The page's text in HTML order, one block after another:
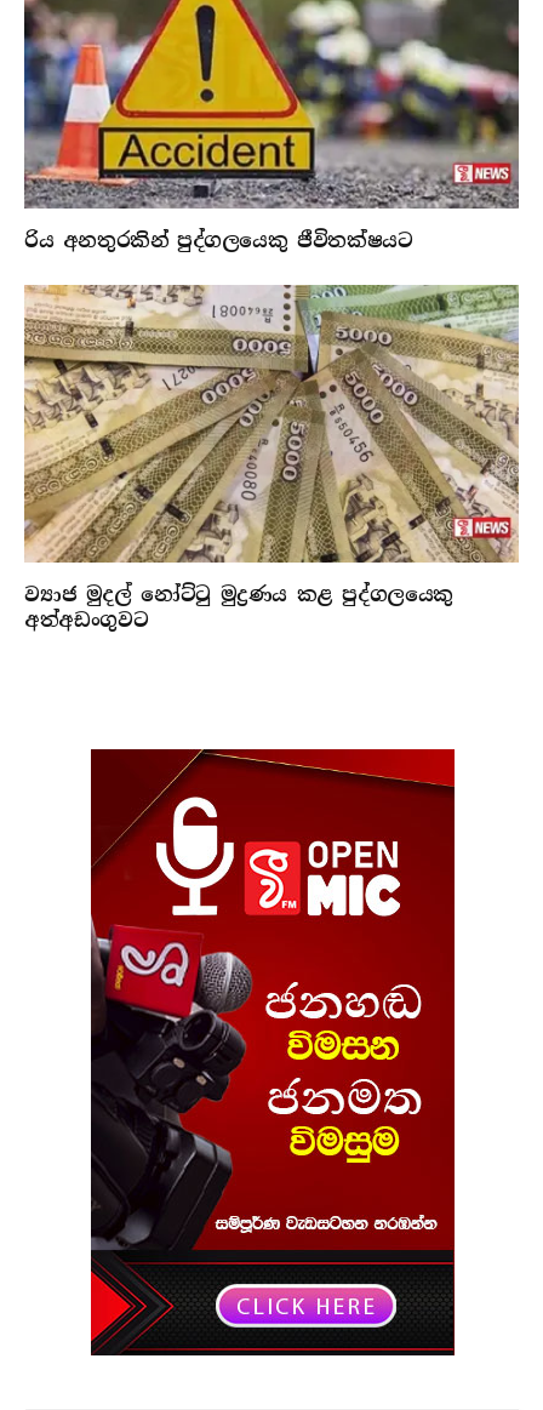
රිය අනතුරකින් පුද්ගලයෙකු ජීවිතක්ෂයට
ව්‍යාජ මුදල් නෝට්ටු මුද්‍රණය කළ පුද්ගලයෙකු
අත්අඩංගුවට